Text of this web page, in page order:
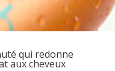
qui redonne
aux cheveux